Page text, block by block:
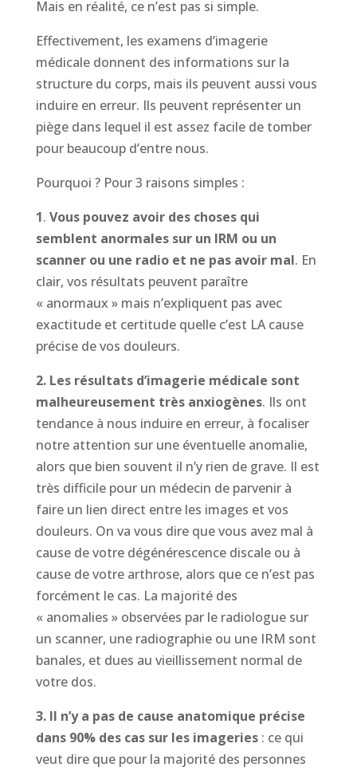
Mais en réalité, ce n’est pas si simple.
Effectivement, les examens d’imagerie
médicale donnent des informations sur la
structure du corps, mais ils peuvent aussi vous
induire en erreur. Ils peuvent représenter un
piège dans lequel il est assez facile de tomber
pour beaucoup d’entre nous.
Pourquoi ? Pour 3 raisons simples :
1. Vous pouvez avoir des choses qui
semblent anormales sur un IRM ou un
scanner ou une radio et ne pas avoir mal. En
clair, vos résultats peuvent paraître
« anormaux » mais n’expliquent pas avec
exactitude et certitude quelle c’est LA cause
précise de vos douleurs.
2. Les résultats d’imagerie médicale sont
malheureusement très anxiogènes. Ils ont
tendance à nous induire en erreur, à focaliser
notre attention sur une éventuelle anomalie,
alors que bien souvent il n’y rien de grave. Il est
très difficile pour un médecin de parvenir à
faire un lien direct entre les images et vos
douleurs. On va vous dire que vous avez mal à
cause de votre dégénérescence discale ou à
cause de votre arthrose, alors que ce n’est pas
forcément le cas. La majorité des
« anomalies » observées par le radiologue sur
un scanner, une radiographie ou une IRM sont
banales, et dues au vieillissement normal de
votre dos.
3. Il n’y a pas de cause anatomique précise
dans 90% des cas sur les imageries: ce qui
veut dire que pour la majorité des personnes